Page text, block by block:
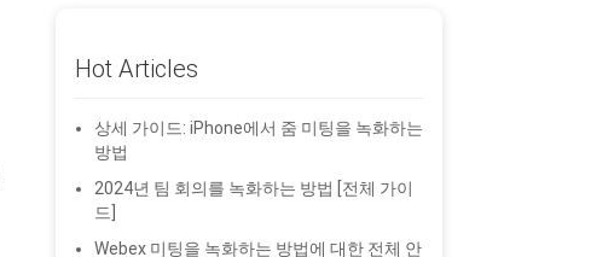
Hot Articles
상세 가이드: iPhone에서 줌 미팅을 녹화하는
방법
2024년 팀 회의를 녹화하는 방법 [전체 가이
드]
Webex 미팅을 녹화하는 방법에 대한 전체 안